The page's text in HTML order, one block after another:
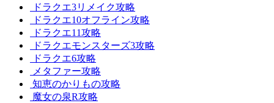
ドラクエ3リメイク攻略
ドラクエ10オフライン攻略
ドラクエ11攻略
ドラクエモンスターズ3攻略
ドラクエ6攻略
メタファー攻略
知恵のかりもの攻略
魔女の泉R攻略